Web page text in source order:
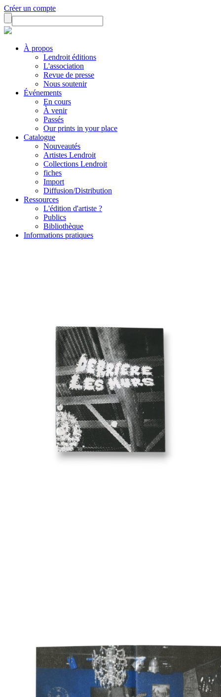
Créer un compte
À propos
Lendroit éditions
L'association
Revue de presse
Nous soutenir
Événements
En cours
À venir
Passés
Our prints in your place
Catalogue
Nouveautés
Artistes Lendroit
Collections Lendroit
fiches
Import
Diffusion/Distribution
Ressources
L'édition d'artiste ?
Publics
Bibliothèque
Informations pratiques